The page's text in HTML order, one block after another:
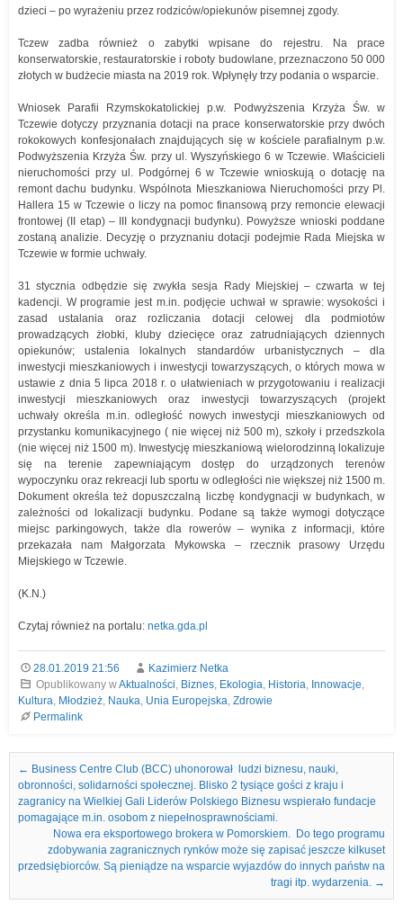
dzieci – po wyrażeniu przez rodziców/opiekunów pisemnej zgody.
Tczew zadba również o zabytki wpisane do rejestru. Na prace
konserwatorskie, restauratorskie i roboty budowlane, przeznaczono 50 000
złotych w budżecie miasta na 2019 rok. Wpłynęły trzy podania o wsparcie.
Wniosek Parafii Rzymskokatolickiej p.w. Podwyższenia Krzyża Św. w
Tczewie dotyczy przyznania dotacji na prace konserwatorskie przy dwóch
rokokowych konfesjonałach znajdujących się w kościele parafialnym p.w.
Podwyższenia Krzyża Św. przy ul. Wyszyńskiego 6 w Tczewie. Właścicieli
nieruchomości przy ul. Podgórnej 6 w Tczewie wnioskują o dotację na
remont dachu budynku. Wspólnota Mieszkaniowa Nieruchomości przy Pl.
Hallera 15 w Tczewie o liczy na pomoc finansową przy remoncie elewacji
frontowej (II etap) – III kondygnacji budynku). Powyższe wnioski poddane
zostaną analizie. Decyzję o przyznaniu dotacji podejmie Rada Miejska w
Tczewie w formie uchwały.
31 stycznia odbędzie się zwykła sesja Rady Miejskiej – czwarta w tej
kadencji. W programie jest m.in. podjęcie uchwał w sprawie: wysokości i
zasad ustalania oraz rozliczania dotacji celowej dla podmiotów
prowadzących żłobki, kluby dziecięce oraz zatrudniających dziennych
opiekunów; ustalenia lokalnych standardów urbanistycznych – dla
inwestycji mieszkaniowych i inwestycji towarzyszących, o których mowa w
ustawie z dnia 5 lipca 2018 r. o ułatwieniach w przygotowaniu i realizacji
inwestycji mieszkaniowych oraz inwestycji towarzyszących (projekt
uchwały określa m.in. odległość nowych inwestycji mieszkaniowych od
przystanku komunikacyjnego ( nie więcej niż 500 m), szkoły i przedszkola
(nie więcej niż 1500 m). Inwestycję mieszkaniową wielorodzinną lokalizuje
się na terenie zapewniającym dostęp do urządzonych terenów
wypoczynku oraz rekreacji lub sportu w odległości nie większej niż 1500 m.
Dokument określa też dopuszczalną liczbę kondygnacji w budynkach, w
zależności od lokalizacji budynku. Podane są także wymogi dotyczące
miejsc parkingowych, także dla rowerów – wynika z informacji, które
przekazała nam Małgorzata Mykowska – rzecznik prasowy Urzędu
Miejskiego w Tczewie.
(K.N.)
Czytaj również na portalu: netka.gda.pl
28.01.2019 21:56
Kazimierz Netka
Opublikowany wAktualności, Biznes, Ekologia, Historia, Innowacje,
Kultura, Młodzież, Nauka, Unia Europejska, Zdrowie
Permalink
Nawigacja we wpisach
← Business Centre Club (BCC) uhonorował ludzi biznesu, nauki,
obronności, solidarności społecznej. Blisko 2 tysiące gości z kraju i
zagranicy na Wielkiej Gali Liderów Polskiego Biznesu wspierało fundacje
pomagające m.in. osobom z niepełnosprawnościami.
Nowa era eksportowego brokera w Pomorskiem. Do tego programu
zdobywania zagranicznych rynków może się zapisać jeszcze kilkuset
przedsiębiorców. Są pieniądze na wsparcie wyjazdów do innych państw na
tragi itp. wydarzenia. →